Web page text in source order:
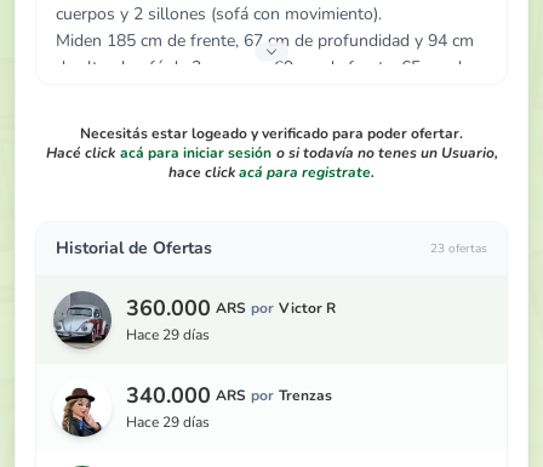
cuerpos y 2 sillones (sofá con movimiento).
Miden 185 cm de frente, 67 cm de profundidad y 94 cm
de alto el sofá de 3 cuerpos. 69 cm de frente, 65 cm de
Necesitás estar logeado y verificado para poder ofertar.
Hacé click acá para iniciar sesión o si todavía no tenes un Usuario,
hace clickacá para registrate.
Historial de Ofertas 23 ofertas
360.000 ARS por Victor R
hace 29 días
340.000 ARS por Trenzas
hace 29 días